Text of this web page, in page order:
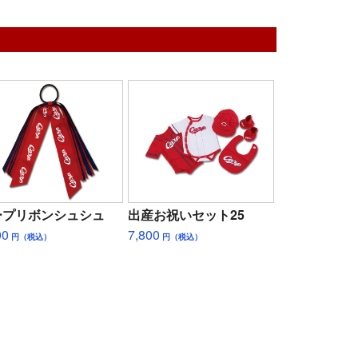
リボンシュシュ
円（税込）
出産お祝いセット25
7,800 円（税込）